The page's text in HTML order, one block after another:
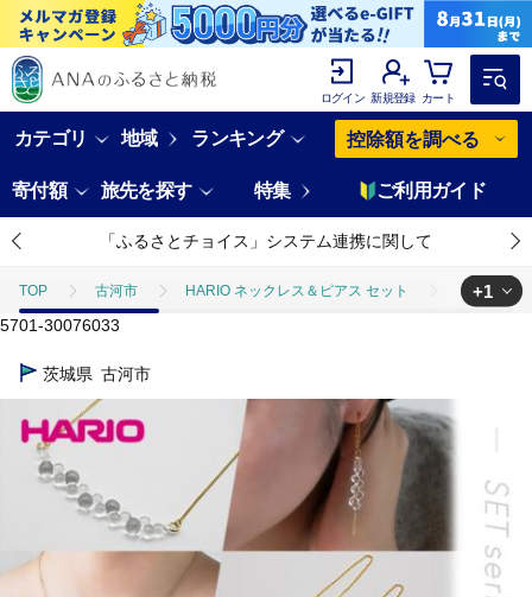
ログイン 新規登録 カート
カテゴリ 地域 ランキング 控除額を調べる
寄付額 旅先を探す 特集 ご利用ガイド
「ふるさとチョイス」システム連携に関して
TOP 古河市 HARIO ネックレス＆ピアス セット HARIO ネ
TOP ファッション
+1
5701-30076033
茨城県 古河市